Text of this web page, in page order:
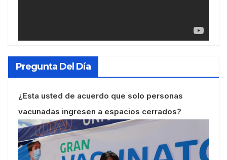
Pregunta Del Día
¿Esta usted de acuerdo que solo personas
vacunadas ingresen a espacios cerrados?